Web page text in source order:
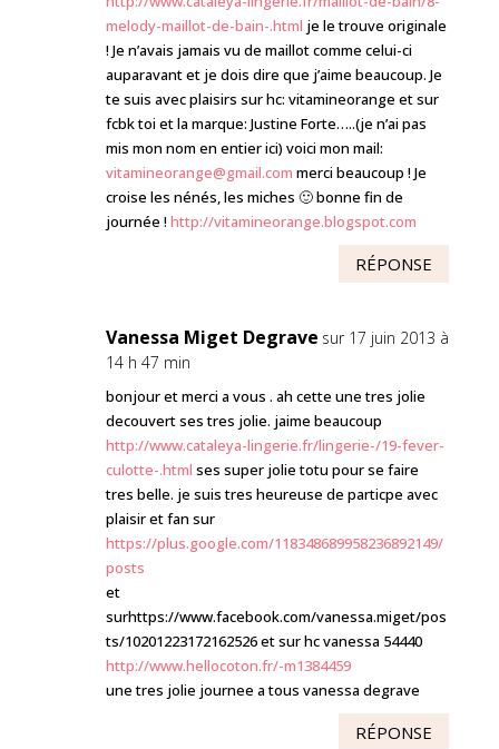
melody-maillot-de-bain-.html je le trouve originale
! Je n’avais jamais vu de maillot comme celui-ci
auparavant et je dois dire que j’aime beaucoup. Je
te suis avec plaisirs sur hc: vitamineorange et sur
fcbk toi et la marque: Justine Forte…..(je n’ai pas
mis mon nom en entier ici) voici mon mail:
vitamineorange@gmail.com merci beaucoup ! Je
croise les nénés, les miches 🙂 bonne fin de
journée ! http://vitamineorange.blogspot.com
RÉPONSE
Vanessa Miget Degrave sur 17 juin 2013 à
14 h 47 min
bonjour et merci a vous . ah cette une tres jolie
decouvert ses tres jolie. jaime beaucoup
http://www.cataleya-lingerie.fr/lingerie-/19-fever-
culotte-.html ses super jolie totu pour se faire
tres belle. je suis tres heureuse de particpe avec
plaisir et fan sur
https://plus.google.com/118348689958236892149/
posts
et
surhttps://www.facebook.com/vanessa.miget/pos
ts/10201223172162526 et sur hc vanessa 54440
http://www.hellocoton.fr/-m1384459
une tres jolie journee a tous vanessa degrave
RÉPONSE